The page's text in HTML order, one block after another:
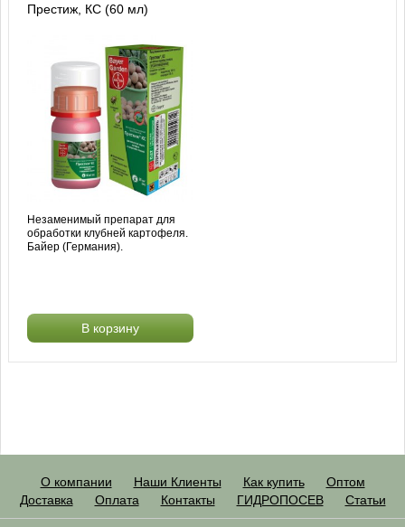
Престиж, КС (60 мл)
Незаменимый препарат для
обработки клубней картофеля.
Байер (Германия).
В корзину
О компании Наши Клиенты Как купить
Оптом
Доставка
Оплата Контакты ГИДРОПОСЕВ Статьи